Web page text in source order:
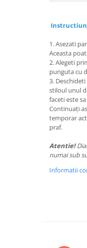
1. Asezati
Aceasta
2. Alegeti
punguta cu
3.
stiloul unul
faceti este
Continuați
temporar
praf.
Atentie!
numai sub
Informatii